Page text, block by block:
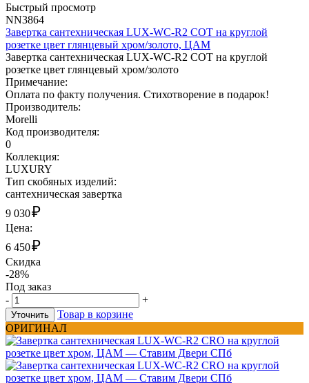
Быстрый просмотр
NN3864
Завертка сантехническая LUX-WC-R2 COT на круглой
розетке цвет глянцевый хром/золото, ЦАМ
Завертка сантехническая LUX-WC-R2 COT на круглой
розетке цвет глянцевый хром/золото
Примечание:
Оплата по факту получения. Стихотворение в подарок!
Производитель:
Morelli
Код производителя:
0
Коллекция:
LUXURY
Тип скобяных изделий:
сантехническая завертка
9 030₽
Цена:
6 450₽
Скидка
-28%
Под заказ
-
+
Уточнить
Товар в корзине
ОРИГИНАЛ